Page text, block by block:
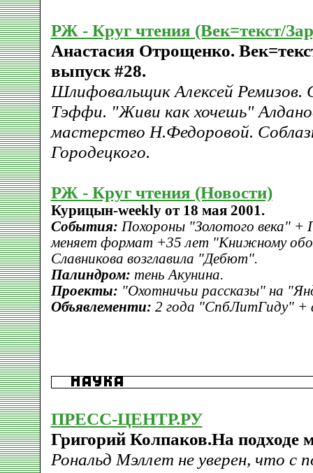
РЖ - Круг чтения (Век=текст/
Анастасия Отрощенко.
выпуск #28.
Шлифовальщик Алексей
Тэффи. "Живи как хочешь"
мастерство Н.Федоровой.
Городецкого.
РЖ - Круг чтения (Новости)
Курицын-weekly от 18 мая 2001.
События: Похороны "Золотого века" +
меняет формат +35 лет "Книжному
Славникова возглавила "Дебют".
Палиндром: тень Акунина.
Проекты: "Охотничьи рассказы" на
Объявлементи: 2 года "СпбЛитГиду" +
ПРЕСС-ЦЕНТР.РУ
Григорий Колпаков.На подходе
Рональд Мэллет не уверен, что